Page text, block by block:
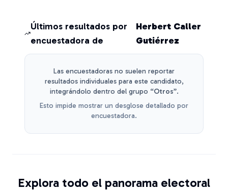
Últimos resultados por
encuestadora de
Herbert Caller
Gutiérrez
Las encuestadoras no suelen reportar
resultados individuales para este candidato,
integrándolo dentro del grupo “Otros”.
Esto impide mostrar un desglose detallado por
encuestadora.
Explora todo el panorama electoral